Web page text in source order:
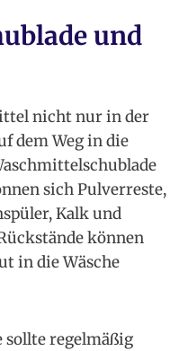
und
nicht nur in der
dem Weg in die
sich Pulverreste,
Kalk und
können
in die Wäsche
sollte regelmäßig